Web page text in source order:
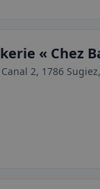
« Chez
2, 1786